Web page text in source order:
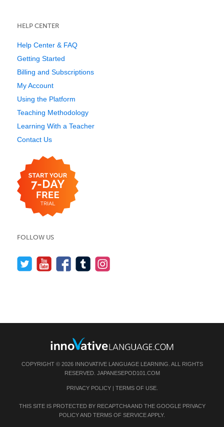
HELP CENTER
Help Center & FAQ
Getting Started
Billing and Subscriptions
My Account
Using the Platform
Teaching Methodology
Learning With a Teacher
Contact Us
FOLLOW US
COPYRIGHT © 2026 INNOVATIVE LANGUAGE LEARNING. ALL RIGHTS
RESERVED. JAPANESEPOD101.COM
PRIVACY POLICY| TERMS OF USE.
THIS SITE IS PROTECTED BY RECAPTCHA AND THE GOOGLE PRIVACY
POLICYAND TERMS OF SERVICEAPPLY.